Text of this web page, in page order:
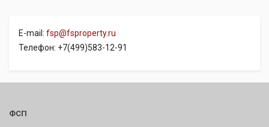
E-mail: fsp@fsproperty.ru
Телефон: +7(499)583-12-91
ФСП